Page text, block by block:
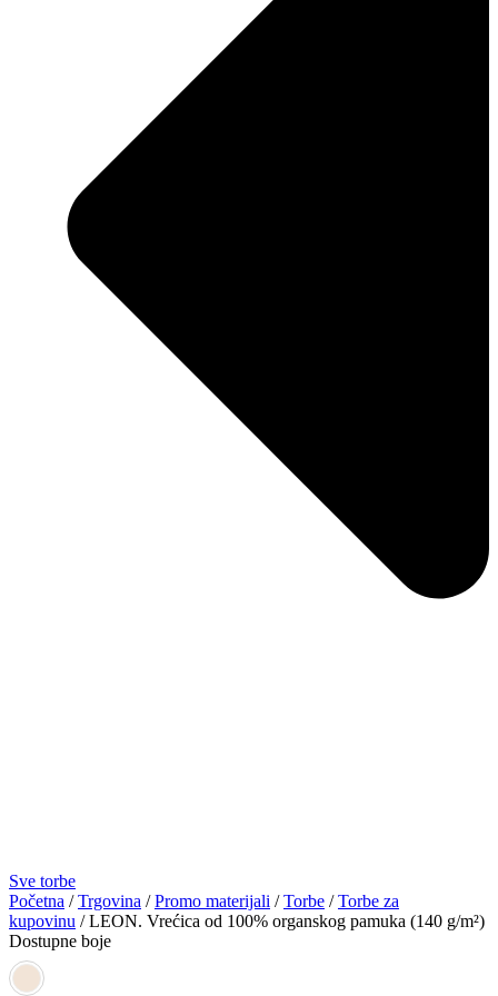
Sve torbe
Početna /Trgovina /Promo materijali /Torbe /Torbe za
kupovinu / LEON. Vrećica od 100% organskog pamuka (140 g/m²)
Dostupne boje